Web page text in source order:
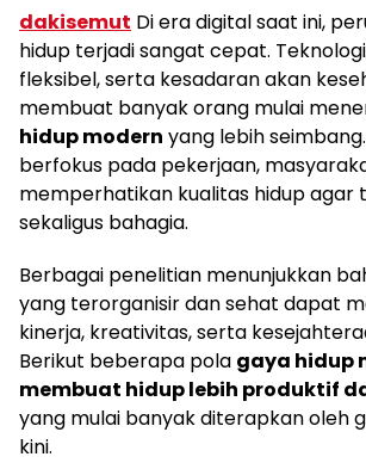
dakisemut Di era digital saat ini,
hidup terjadi sangat cepat.
fleksibel, serta kesadaran akan
membuat banyak orang mulai
hidup modern yang lebih
berfokus pada pekerjaan,
memperhatikan kualitas hidup
sekaligus bahagia.
Berbagai penelitian menunjukkan
yang terorganisir dan sehat dapat
kinerja, kreativitas, serta
Berikut beberapa pola gaya hidup
membuat hidup lebih produktif
yang mulai banyak diterapkan oleh
kini.